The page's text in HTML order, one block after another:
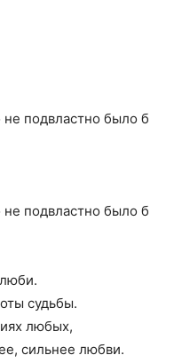
не подвластно было б
не подвластно было б
судьбы.
любых,
сильнее любви.